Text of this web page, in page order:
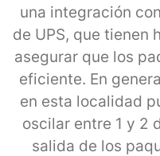
una integración
de UPS, que tienen
asegurar que los
eficiente. En
en esta localidad
oscilar entre 1 y 2
salida de los